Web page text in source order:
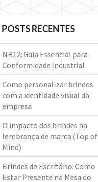
POSTS RECENTES
NR12: Guia Essencial para
Conformidade Industrial
Como personalizar brindes
com a identidade visual da
empresa
O impacto dos brindes na
lembrança de marca (Top of
Mind)
Brindes de Escritório: Como
Estar Presente na Mesa do